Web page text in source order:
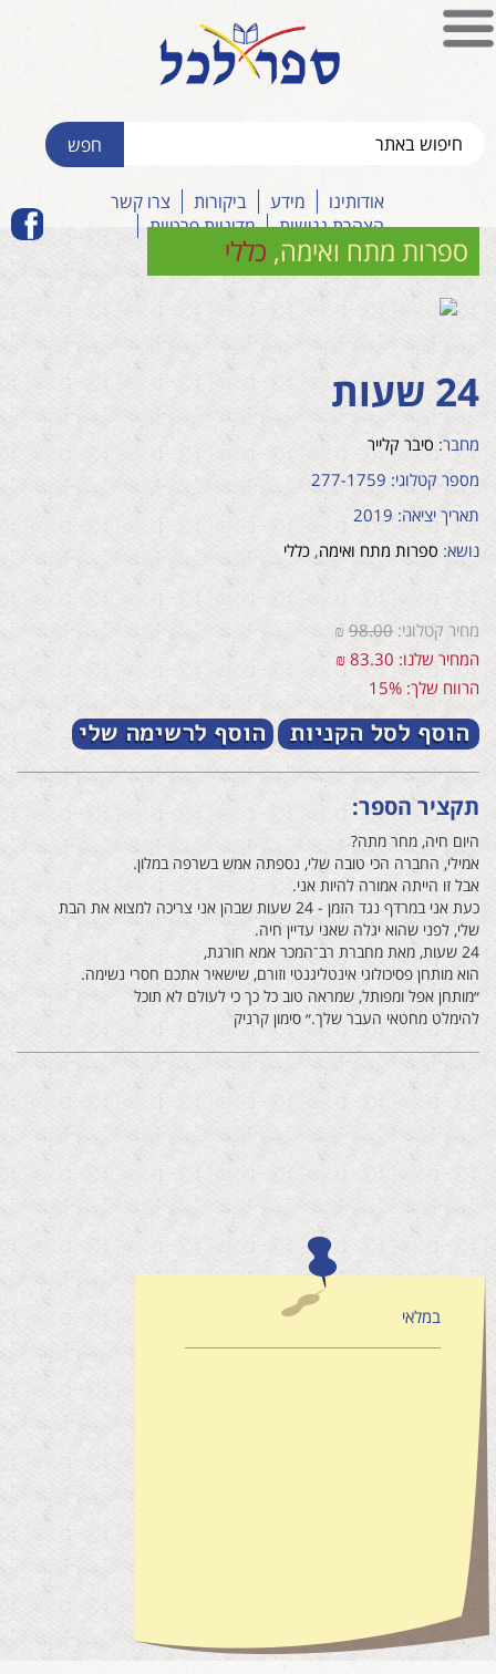
אודותינו מידע ביקורות
צרו קשר
הצהרת נגישות
מדיניות פרטיות
ספרות מתח ואימה, כללי
24 שעות
מחבר: סיבר קלייר
מספר קטלוגי: 277-1759
תאריך יציאה: 2019
נושא: ספרות מתח ואימה, כללי
מחיר קטלוגי: 98.00
₪
המחיר שלנו: 83.30 ₪
הרווח שלך: 15%
תקציר הספר:
היום חיה, מחר מתה?
אמילי, החברה הכי טובה שלי, נספתה אמש בשרפה במלון.
אבל זו הייתה אמורה להיות אני.
כעת אני במרדף נגד הזמן - 24 שעות שבהן אני צריכה למצוא את הבת
שלי, לפני שהוא יגלה שאני עדיין חיה.
24 שעות, מאת מחברת רב־המכר אמא חורגת,
הוא מותחן פסיכולוגי אינטליגנטי וזורם, שישאיר אתכם חסרי נשימה.
״מותחן אפל ומפותל, שמראה טוב כל כך כי לעולם לא תוכל
להימלט מחטאי העבר שלך.״ סימון קרניק
במלאי